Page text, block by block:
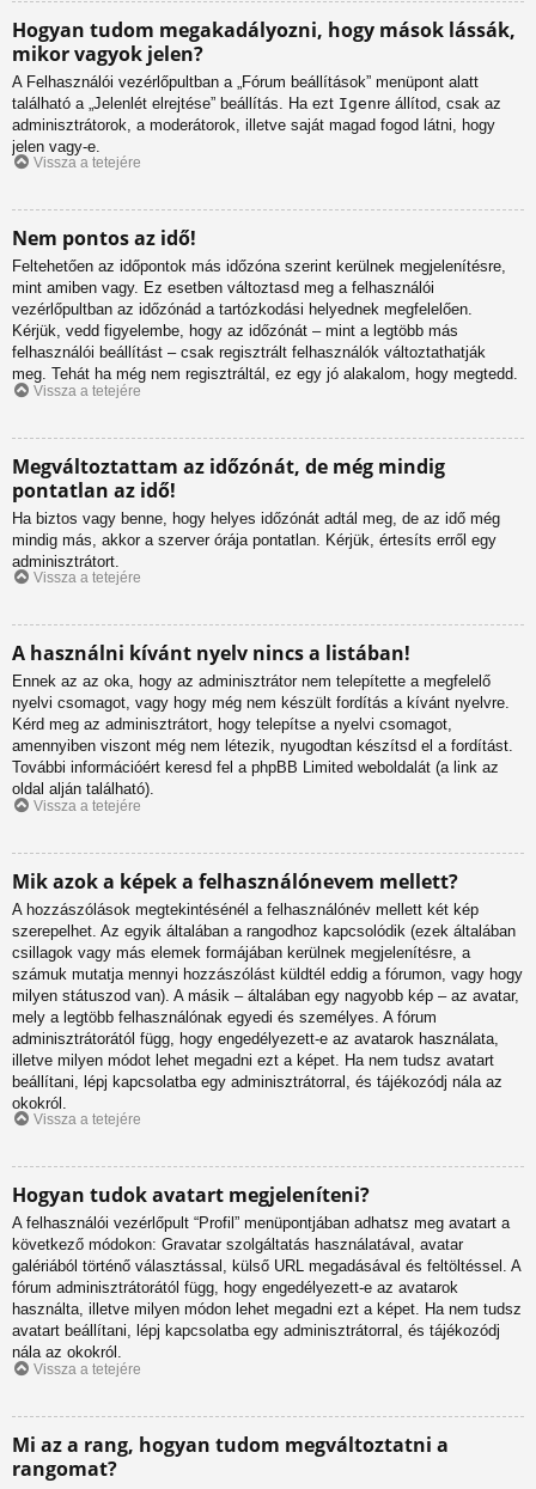
Hogyan tudom megakadályozni, hogy mások lássák,
mikor vagyok jelen?
A Felhasználói vezérlőpultban a „Fórum beállítások” menüpont alatt
található a „Jelenlét elrejtése” beállítás. Ha ezt Igenre állítod, csak az
adminisztrátorok, a moderátorok, illetve saját magad fogod látni, hogy
jelen vagy-e.
Vissza a tetejére
Nem pontos az idő!
Feltehetően az időpontok más időzóna szerint kerülnek megjelenítésre,
mint amiben vagy. Ez esetben változtasd meg a felhasználói
vezérlőpultban az időzónád a tartózkodási helyednek megfelelően.
Kérjük, vedd figyelembe, hogy az időzónát – mint a legtöbb más
felhasználói beállítást – csak regisztrált felhasználók változtathatják
meg. Tehát ha még nem regisztráltál, ez egy jó alakalom, hogy megtedd.
Vissza a tetejére
Megváltoztattam az időzónát, de még mindig
pontatlan az idő!
Ha biztos vagy benne, hogy helyes időzónát adtál meg, de az idő még
mindig más, akkor a szerver órája pontatlan. Kérjük, értesíts erről egy
adminisztrátort.
Vissza a tetejére
A használni kívánt nyelv nincs a listában!
Ennek az az oka, hogy az adminisztrátor nem telepítette a megfelelő
nyelvi csomagot, vagy hogy még nem készült fordítás a kívánt nyelvre.
Kérd meg az adminisztrátort, hogy telepítse a nyelvi csomagot,
amennyiben viszont még nem létezik, nyugodtan készítsd el a fordítást.
További információért keresd fel a phpBB Limited weboldalát (a link az
oldal alján található).
Vissza a tetejére
Mik azok a képek a felhasználónevem mellett?
A hozzászólások megtekintésénél a felhasználónév mellett két kép
szerepelhet. Az egyik általában a rangodhoz kapcsolódik (ezek általában
csillagok vagy más elemek formájában kerülnek megjelenítésre, a
számuk mutatja mennyi hozzászólást küldtél eddig a fórumon, vagy hogy
milyen státuszod van). A másik – általában egy nagyobb kép – az avatar,
mely a legtöbb felhasználónak egyedi és személyes. A fórum
adminisztrátorától függ, hogy engedélyezett-e az avatarok használata,
illetve milyen módot lehet megadni ezt a képet. Ha nem tudsz avatart
beállítani, lépj kapcsolatba egy adminisztrátorral, és tájékozódj nála az
okokról.
Vissza a tetejére
Hogyan tudok avatart megjeleníteni?
A felhasználói vezérlőpult “Profil” menüpontjában adhatsz meg avatart a
következő módokon: Gravatar szolgáltatás használatával, avatar
galériából történő választással, külső URL megadásával és feltöltéssel. A
fórum adminisztrátorától függ, hogy engedélyezett-e az avatarok
használta, illetve milyen módon lehet megadni ezt a képet. Ha nem tudsz
avatart beállítani, lépj kapcsolatba egy adminisztrátorral, és tájékozódj
nála az okokról.
Vissza a tetejére
Mi az a rang, hogyan tudom megváltoztatni a
rangomat?